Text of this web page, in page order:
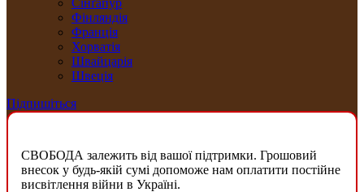
Сінґапур
Фінляндія
Франція
Хорватія
Швайцарія
Швеція
Підпишіться
СВОБОДА залежить від вашої підтримки. Грошовий
внесок у будь-якій сумі допоможе нам оплатити постійне
висвітлення війни в Україні.